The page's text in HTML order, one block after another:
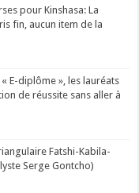
pour Kinshasa: La
fin, aucun item de la
E-diplôme », les lauréats
de réussite sans aller à
Fatshi-Kabila-
Serge Gontcho)